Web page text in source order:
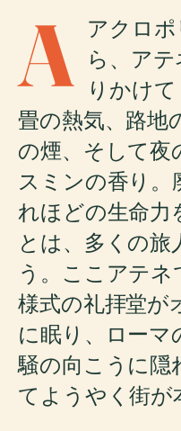
A アクロ
ら、ア
りかけ
畳の熱気、路地
の煙、そして夜
スミンの香り。
れほどの生命力
とは、多くの旅
う。ここアテ
様式の礼拝堂が
に眠り、ローマ
騒の向こうに隠
てようやく街が